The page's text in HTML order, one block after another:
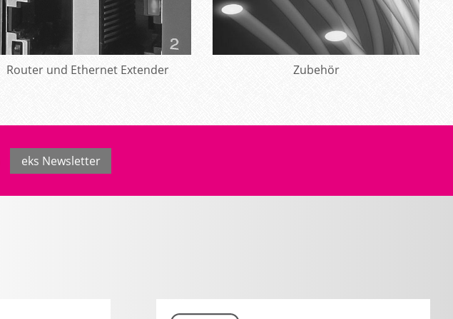
Mehr erfahren
Router und Ethernet Extender Mehr erfahren
Zubehör
eks Newsletter